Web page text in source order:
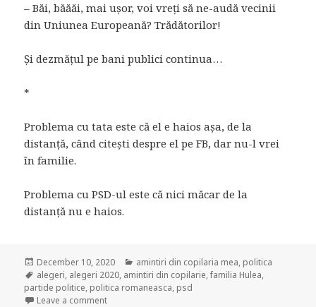
– Băi, băăăi, mai ușor, voi vreți să ne-audă vecinii
din Uniunea Europeană? Trădătorilor!
Și dezmățul pe bani publici continua…
*
Problema cu tata este că el e haios așa, de la
distanță, când citești despre el pe FB, dar nu-l vrei
în familie.
Problema cu PSD-ul este că nici măcar de la
distanță nu e haios.
Posted
on
December 10, 2020 Categories
amintiri din copilaria mea, politica
Tags
alegeri, alegeri 2020, amintiri din copilarie,familia Hulea,
partide politice, politica romaneasca, psd
Leave a comment